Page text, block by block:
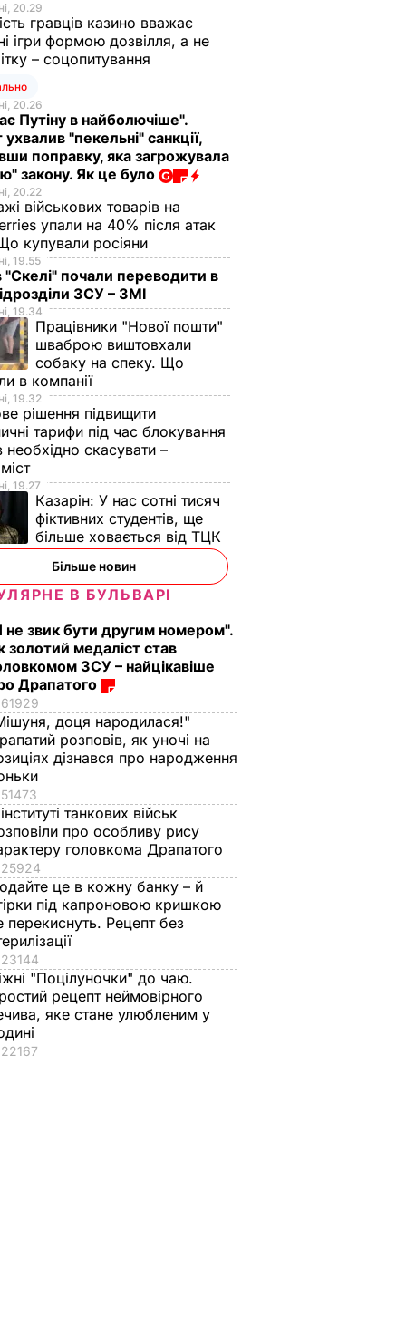
20.29
гравців казино вважає
ігри формою дозвілля, а не
– соцопитування
20.26
Путіну в найболючіше".
"пекельні" санкції,
поправку, яка загрожувала
закону. Як це було
20.22
військових товарів на
упали на 40% після атак
купували росіяни
19.55
"Скелі" почали переводити в
ЗСУ – ЗМІ
19.34
Працівники "Нової пошти"
шваброю виштовхали
собаку на спеку. Що
в компанії
19.32
рішення підвищити
тарифи під час блокування
необхідно скасувати –
19.27
Казарін: У нас сотні тисяч
фіктивних студентів, ще
більше ховається від ТЦК
Більше новин
В БУЛЬВАРІ
не звик бути другим номером".
золотий медаліст став
ЗСУ – найцікавіше
Драпатого
61929
доця народилася!"
розповів, як уночі на
дізнався про народження
51473
танкових військ
про особливу рису
головкома Драпатого
25924
це в кожну банку – й
під капроновою кришкою
перекиснуть. Рецепт без
23144
"Поцілуночки" до чаю.
рецепт неймовірного
яке стане улюбленим у
22167